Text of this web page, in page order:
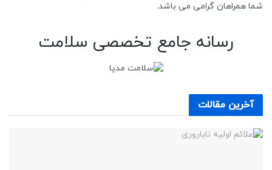
شما همراهان گرامی می باشد.
رسانه جامع تخصصی سلامت
آخرین مقالات